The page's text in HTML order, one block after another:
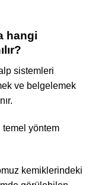
hangi
sistemleri
ve belgelemek
temel yöntem
kemiklerindeki